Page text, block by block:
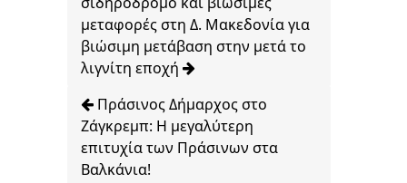
μεταφορές στη Δ. Μακεδονία για
βιώσιμη μετάβαση στην μετά το
λιγνίτη εποχή
Πράσινος Δήμαρχος στο
Ζάγκρεμπ: Η μεγαλύτερη
επιτυχία των Πράσινων στα
Βαλκάνια!